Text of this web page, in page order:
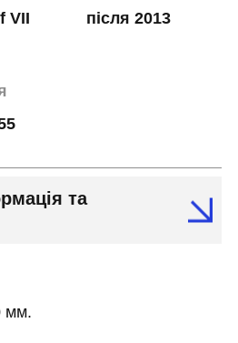
VII
після 2013
та
мм.